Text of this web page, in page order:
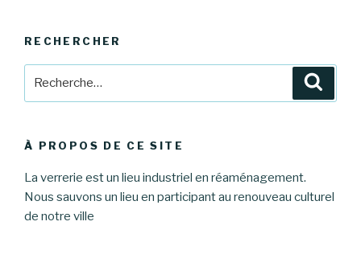
RECHERCHER
À PROPOS DE CE SITE
La verrerie est un lieu industriel en réaménagement.
Nous sauvons un lieu en participant au renouveau culturel
de notre ville